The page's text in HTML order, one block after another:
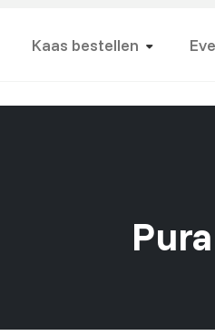
Kaas bestellen